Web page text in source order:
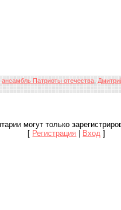
ансамбль Патриоты отечества
могут только
[ Регистрация Вход ]